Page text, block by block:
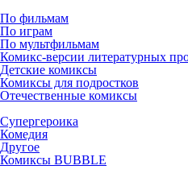
По фильмам
По играм
По мультфильмам
Комикс-версии литературных
Детские комиксы
Комиксы для подростков
Отечественные комиксы
Супергероика
Комедия
Другое
Комиксы BUBBLE